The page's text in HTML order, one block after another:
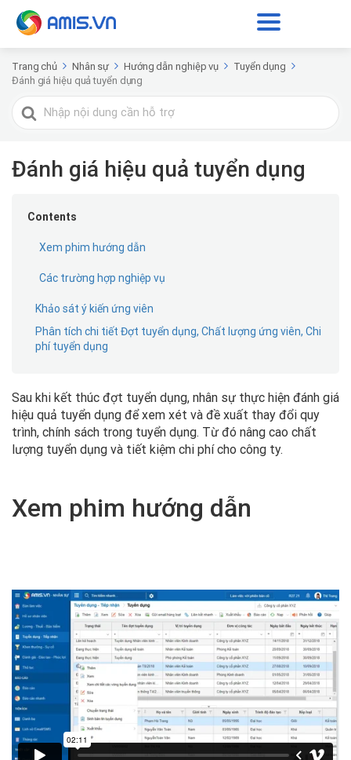
Trang chủ Nhân sự Hướng dẫn nghiệp vụ
Tuyển dụng
Đánh giá hiệu quả tuyển dụng
Tìm
kiếm
Đánh giá hiệu quả tuyển dụng
Contents
Xem phim hướng dẫn
Các trường hợp nghiệp vụ
Khảo sát ý kiến ứng viên
Phân tích chi tiết Đợt tuyển dụng, Chất lượng ứng viên, Chi
phí tuyển dụng
Sau khi kết thúc đợt tuyển dụng, nhân sự thực hiện đánh giá
hiệu quả tuyển dụng để xem xét và đề xuất thay đổi quy
trình, chính sách trong tuyển dụng. Từ đó nâng cao chất
lượng tuyển dụng và tiết kiệm chi phí cho công ty.
Xem phim hướng dẫn